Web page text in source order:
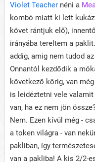
Violet Teacher néni a
kombó miatt ki lett
követ rántjuk elő),
irányába tereltem a
addig, amig nem tudod
Onnantól kezdődik a
következő körig, van
is leidéztetni vele
van, ha ez nem jön
Nem. Ezen kívül még -
a token világra - van
pakliban, így
van a pakliba! A kis 2/2-